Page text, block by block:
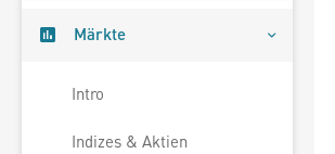
Märkte
Intro
Indizes & Aktien